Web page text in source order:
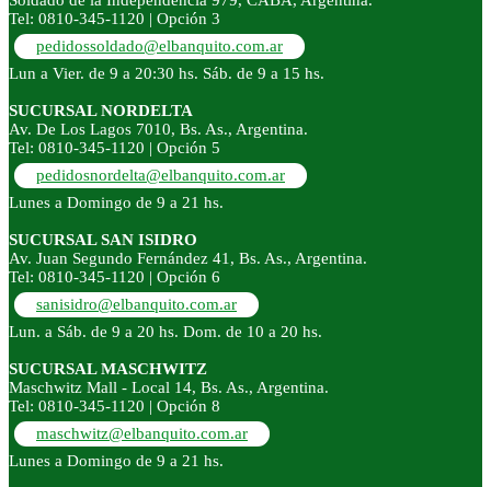
Tel: 0810-345-1120 | Opción 3
pedidossoldado@elbanquito.com.ar
Lun a Vier. de 9 a 20:30 hs. Sáb. de 9 a 15 hs.
SUCURSAL NORDELTA
Av. De Los Lagos 7010, Bs. As., Argentina.
Tel: 0810-345-1120 | Opción 5
pedidosnordelta@elbanquito.com.ar
Lunes a Domingo de 9 a 21 hs.
SUCURSAL SAN ISIDRO
Av. Juan Segundo Fernández 41, Bs. As., Argentina.
Tel: 0810-345-1120 | Opción 6
sanisidro@elbanquito.com.ar
Lun. a Sáb. de 9 a 20 hs. Dom. de 10 a 20 hs.
SUCURSAL MASCHWITZ
Maschwitz Mall - Local 14, Bs. As., Argentina.
Tel: 0810-345-1120 | Opción 8
maschwitz@elbanquito.com.ar
Lunes a Domingo de 9 a 21 hs.